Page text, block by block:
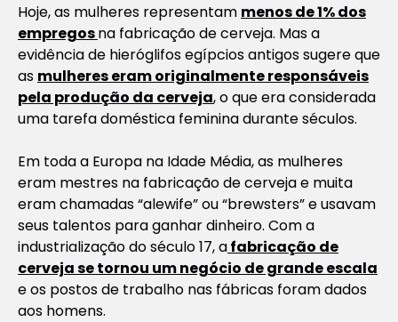
Hoje, as mulheres representam menos de 1% dos
empregosna fabricação de cerveja. Mas a
evidência de hieróglifos egípcios antigos sugere que
as mulheres eram originalmente responsáveis
pela produção da cerveja, o que era considerada
uma tarefa doméstica feminina durante séculos.
Em toda a Europa na Idade Média, as mulheres
eram mestres na fabricação de cerveja e muita
eram chamadas “alewife” ou “brewsters” e usavam
seus talentos para ganhar dinheiro. Com a
industrialização do século 17, afabricação de
cerveja se tornou um negócio de grande escala
e os postos de trabalho nas fábricas foram dados
aos homens.